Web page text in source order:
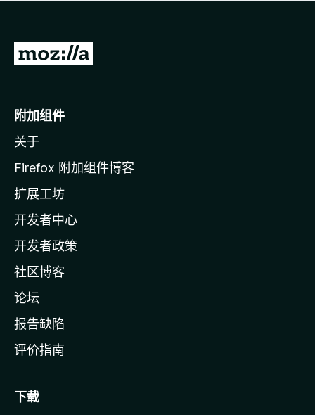
无
转
o
i
l
a
主
页
附加组件
关于
Firefox 附加组件博客
扩展工坊
开发者中心
开发者政策
社区博客
论坛
报告缺陷
评价指南
下载